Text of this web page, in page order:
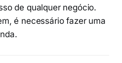
de qualquer negócio.
é necessário fazer uma